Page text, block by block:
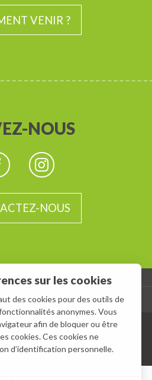
VENIR ?
NOUS
NOUS
- ESPACE PRESSE
sur les cookies
des cookies pour des outils de
anonymes. Vous
afin de bloquer ou être
cookies. Ces cookies ne
d’identification personnelle.